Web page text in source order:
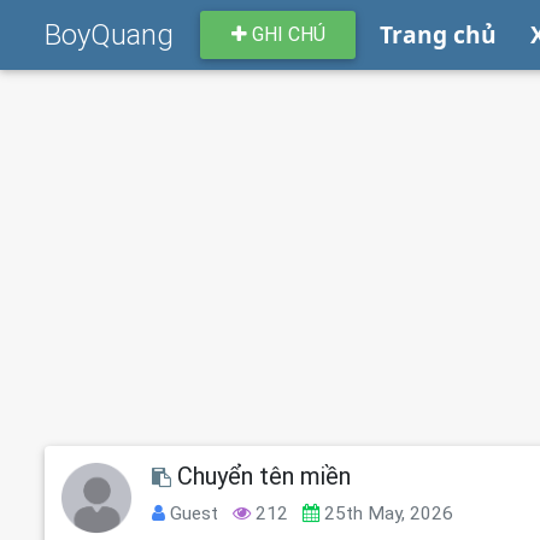
BoyQuang GHI CHÚ Trang chủ
Chuyển tên miền
Guest 212 25th May, 2026